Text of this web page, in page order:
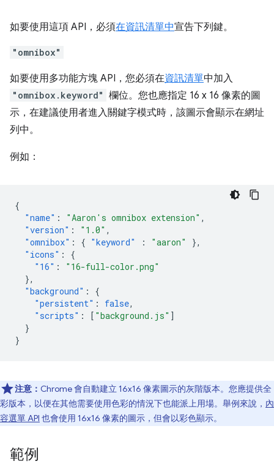
如要使用這項 API，必須在資訊清單中宣告下列鍵。
"omnibox"
如要使用多功能方塊 API，您必須在資訊清單中加入
"omnibox.keyword" 欄位。您也應指定 16 x 16 像素的圖
示，在建議使用者進入關鍵字模式時，該圖示會顯示在網址
列中。
例如：
{
"name" : "Aaron's omnibox extension" ,
"version" : "1.0" ,
"omnibox" : { "keyword" : "aaron"
},
"icons" :
{
"16" :
"16-full-color.png"
},
"background" :
{
"persistent" : false,
"scripts" : [ "background.js" ]
}
}
注意： Chrome 會自動建立 16x16 像素圖示的灰階版本。您應提供全
彩版本，以便在其他需要使用色彩的情況下也能派上用場。舉例來說， 內
容選單 API 也會使用 16x16 像素的圖示，但會以彩色顯示。
範例